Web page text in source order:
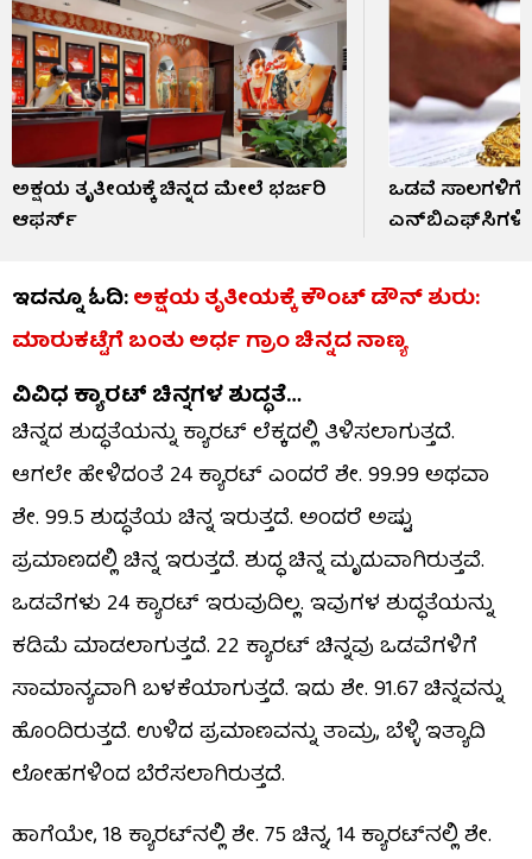
ಅಕ್ಷಯ ತೃತೀಯಕ್ಕೆ ಚಿನ್ನದ ಮೇಲೆ ಭರ್ಜರಿ
ಆಫರ್ಸ್
ಒಡವೆ
ಇದನ್ನೂ ಓದಿ:ಅಕ್ಷಯ ತೃತೀಯಕ್ಕೆ ಕೌಂಟ್ ಡೌನ್ ಶುರು:
ಮಾರುಕಟ್ಟೆಗೆ ಬಂತು ಅರ್ಧ ಗ್ರಾಂ ಚಿನ್ನದ ನಾಣ್ಯ
ವಿವಿಧ ಕ್ಯಾರಟ್ ಚಿನ್ನಗಳ ಶುದ್ಧತೆ…
ಚಿನ್ನದ ಶುದ್ಧತೆಯನ್ನು ಕ್ಯಾರಟ್ ಲೆಕ್ಕದಲ್ಲಿ ತಿಳಿಸಲಾಗುತ್ತದೆ.
ಆಗಲೇ ಹೇಳಿದಂತೆ 24 ಕ್ಯಾರಟ್ ಎಂದರೆ ಶೇ. 99.99 ಅಥವಾ
ಶೇ. 99.5 ಶುದ್ಧತೆಯ ಚಿನ್ನ ಇರುತ್ತದೆ. ಅಂದರೆ ಅಷ್ಟು
ಪ್ರಮಾಣದಲ್ಲಿ ಚಿನ್ನ ಇರುತ್ತದೆ. ಶುದ್ಧ ಚಿನ್ನ ಮೃದುವಾಗಿರುತ್ತವೆ.
ಒಡವೆಗಳು 24 ಕ್ಯಾರಟ್ ಇರುವುದಿಲ್ಲ. ಇವುಗಳ ಶುದ್ಧತೆಯನ್ನು
ಕಡಿಮೆ ಮಾಡಲಾಗುತ್ತದೆ. 22 ಕ್ಯಾರಟ್ ಚಿನ್ನವು ಒಡವೆಗಳಿಗೆ
ಸಾಮಾನ್ಯವಾಗಿ ಬಳಕೆಯಾಗುತ್ತದೆ. ಇದು ಶೇ. 91.67 ಚಿನ್ನವನ್ನು
ಹೊಂದಿರುತ್ತದೆ. ಉಳಿದ ಪ್ರಮಾಣವನ್ನು ತಾಮ್ರ, ಬೆಳ್ಳಿ ಇತ್ಯಾದಿ
ಲೋಹಗಳಿಂದ ಬೆರೆಸಲಾಗಿರುತ್ತದೆ.
ಹಾಗೆಯೇ, 18 ಕ್ಯಾರಟ್​​ನಲ್ಲಿ ಶೇ. 75 ಚಿನ್ನ, 14 ಕ್ಯಾರಟ್​​ನಲ್ಲಿ ಶೇ.